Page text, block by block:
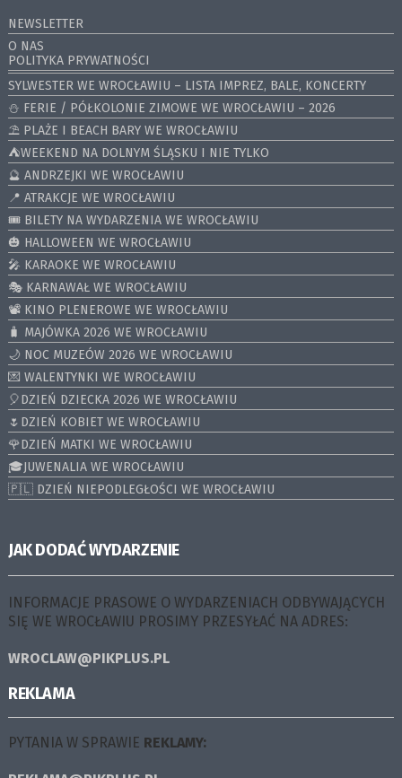
NEWSLETTER
O NAS
POLITYKA PRYWATNOŚCI
SYLWESTER WE WROCŁAWIU – LISTA IMPREZ, BALE, KONCERTY
⛄️ FERIE / PÓŁKOLONIE ZIMOWE WE WROCŁAWIU – 2026
⛱️ PLAŻE I BEACH BARY WE WROCŁAWIU
⛺️WEEKEND NA DOLNYM ŚLĄSKU I NIE TYLKO
🔮 ANDRZEJKI WE WROCŁAWIU
📍 ATRAKCJE WE WROCŁAWIU
🎟️ BILETY NA WYDARZENIA WE WROCŁAWIU
🎃 HALLOWEEN WE WROCŁAWIU
🎤 KARAOKE WE WROCŁAWIU
🎭 KARNAWAŁ WE WROCŁAWIU
📽️ KINO PLENEROWE WE WROCŁAWIU
🧳 MAJÓWKA 2026 WE WROCŁAWIU
🌙 NOC MUZEÓW 2026 WE WROCŁAWIU
💌 WALENTYNKI WE WROCŁAWIU
🎈DZIEŃ DZIECKA 2026 WE WROCŁAWIU
🌷DZIEŃ KOBIET WE WROCŁAWIU
🌹DZIEŃ MATKI WE WROCŁAWIU
🎓JUWENALIA WE WROCŁAWIU
🇵🇱 DZIEŃ NIEPODLEGŁOŚCI WE WROCŁAWIU
JAK DODAĆ WYDARZENIE
INFORMACJE PRASOWE O WYDARZENIACH ODBYWAJĄCYCH
SIĘ WE WROCŁAWIU PROSIMY PRZESYŁAĆ NA ADRES:
WROCLAW@PIKPLUS.PL
REKLAMA
PYTANIA W SPRAWIE REKLAMY: